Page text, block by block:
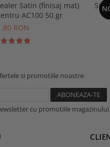
Satin (finisaj mat)
Jesmonite pentru AC100 50 gr
RON
si promotiile noastre
cu promotiile